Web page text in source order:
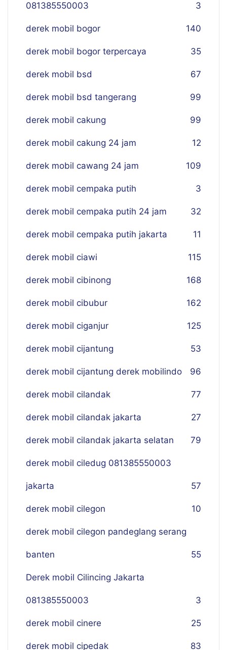
081385550003 3
derek mobil bogor 140
derek mobil bogor terpercaya 35
derek mobil bsd 67
derek mobil bsd tangerang 99
derek mobil cakung 99
derek mobil cakung 24 jam 12
derek mobil cawang 24 jam 109
derek mobil cempaka putih 3
derek mobil cempaka putih 24 jam 32
derek mobil cempaka putih jakarta 11
derek mobil ciawi 115
derek mobil cibinong 168
derek mobil cibubur 162
derek mobil ciganjur 125
derek mobil cijantung 53
derek mobil cijantung derek mobilindo 96
derek mobil cilandak 77
derek mobil cilandak jakarta 27
derek mobil cilandak jakarta selatan 79
derek mobil ciledug 081385550003
jakarta 57
derek mobil cilegon 10
derek mobil cilegon pandeglang serang
banten 55
Derek mobil Cilincing Jakarta
081385550003 3
derek mobil cinere 25
derek mobil cipedak 83